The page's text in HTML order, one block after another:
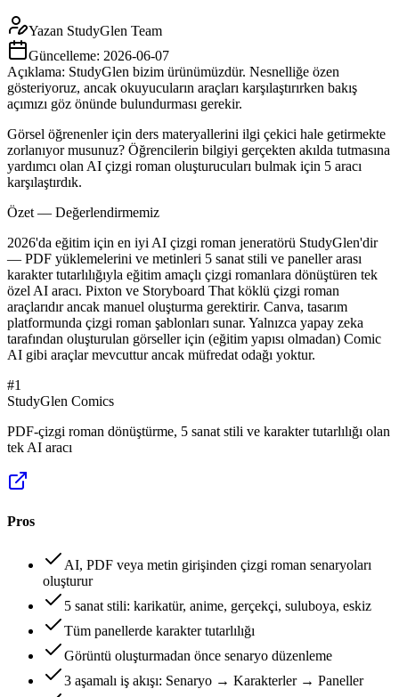
Yazan StudyGlen Team
Güncelleme: 2026-06-07
Açıklama: StudyGlen bizim ürünümüzdür. Nesnelliğe özen
gösteriyoruz, ancak okuyucuların araçları karşılaştırırken bakış
açımızı göz önünde bulundurması gerekir.
Görsel öğrenenler için ders materyallerini ilgi çekici hale getirmekte
zorlanıyor musunuz? Öğrencilerin bilgiyi gerçekten akılda tutmasına
yardımcı olan AI çizgi roman oluşturucuları bulmak için 5 aracı
karşılaştırdık.
Özet — Değerlendirmemiz
2026'da eğitim için en iyi AI çizgi roman jeneratörü StudyGlen'dir
— PDF yüklemelerini ve metinleri 5 sanat stili ve paneller arası
karakter tutarlılığıyla eğitim amaçlı çizgi romanlara dönüştüren tek
özel AI aracı. Pixton ve Storyboard That köklü çizgi roman
araçlarıdır ancak manuel oluşturma gerektirir. Canva, tasarım
platformunda çizgi roman şablonları sunar. Yalnızca yapay zeka
tarafından oluşturulan görseller için (eğitim yapısı olmadan) Comic
AI gibi araçlar mevcuttur ancak müfredat odağı yoktur.
#1
StudyGlen Comics
PDF-çizgi roman dönüştürme, 5 sanat stili ve karakter tutarlılığı olan
tek AI aracı
Pros
AI, PDF veya metin girişinden çizgi roman senaryoları
oluşturur
5 sanat stili: karikatür, anime, gerçekçi, suluboya, eskiz
Tüm panellerde karakter tutarlılığı
Görüntü oluşturmadan önce senaryo düzenleme
3 aşamalı iş akışı: Senaryo → Karakterler → Paneller